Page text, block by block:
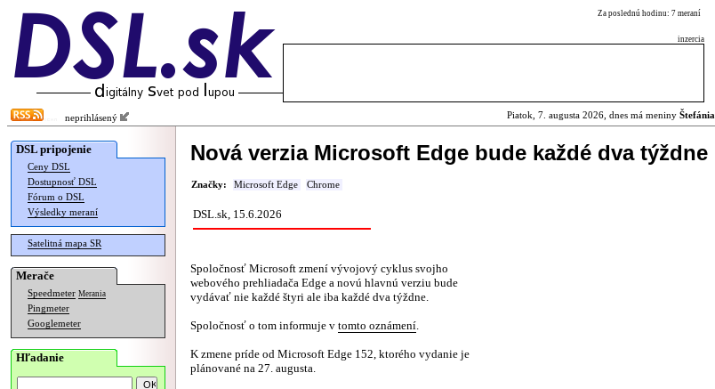
Za poslednú hodinu: 7 meraní
inzercia
neprihlásený Piatok, 7. augusta 2026, dnes má meniny Štefánia
DSL pripojenie
Ceny DSL
Dostupnosť DSL
Fórum o DSL
Výsledky meraní
Satelitná mapa SR
Merače
Speedmeter Merania
Pingmeter
Googlemeter
Hľadanie
Nová verzia Microsoft Edge bude každé dva týždne
Značky: Microsoft Edge Chrome
DSL.sk, 15.6.2026
Spoločnosť Microsoft zmení vývojový cyklus svojho
webového prehliadača Edge a novú hlavnú verziu bude
vydávať nie každé štyri ale iba každé dva týždne.
Spoločnosť o tom informuje v tomto oznámení.
K zmene príde od Microsoft Edge 152, ktorého vydanie je
plánované na 27. augusta.